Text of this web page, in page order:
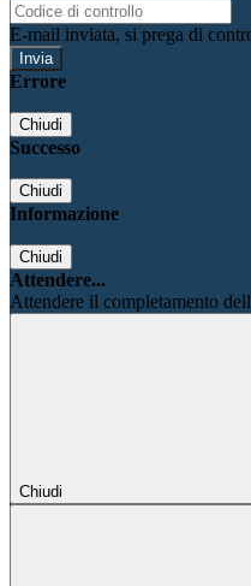
E-mail inviata, si prega di
Errore
Chiudi
Successo
Chiudi
Informazione
Chiudi
Attendere...
Attendere il completamento
Chiudi